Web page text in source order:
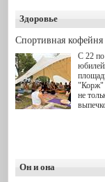
Здоровье
Спортивная
С 22 по
"Корж"
не
Он и она